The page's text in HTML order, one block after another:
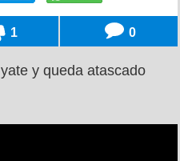
1 0
y queda atascado